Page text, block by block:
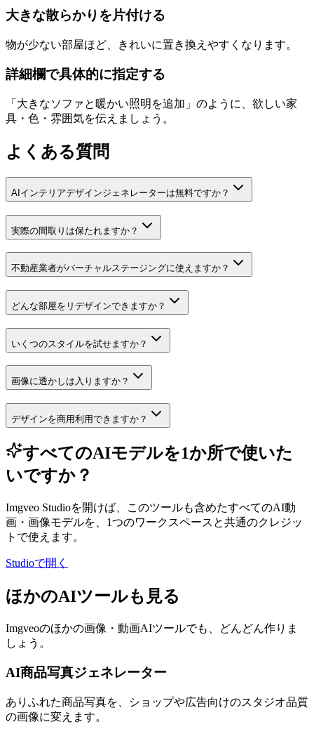
大きな散らかりを片付ける
物が少ない部屋ほど、きれいに置き換えやすくなります。
詳細欄で具体的に指定する
「大きなソファと暖かい照明を追加」のように、欲しい家
具・色・雰囲気を伝えましょう。
よくある質問
AIインテリアデザインジェネレーターは無料ですか？
実際の間取りは保たれますか？
不動産業者がバーチャルステージングに使えますか？
どんな部屋をリデザインできますか？
いくつのスタイルを試せますか？
画像に透かしは入りますか？
デザインを商用利用できますか？
すべてのAIモデルを1か所で使いた
いですか？
Imgveo Studioを開けば、このツールも含めたすべてのAI動
画・画像モデルを、1つのワークスペースと共通のクレジッ
トで使えます。
Studioで開く
ほかのAIツールも見る
Imgveoのほかの画像・動画AIツールでも、どんどん作りま
しょう。
AI商品写真ジェネレーター
ありふれた商品写真を、ショップや広告向けのスタジオ品質
の画像に変えます。